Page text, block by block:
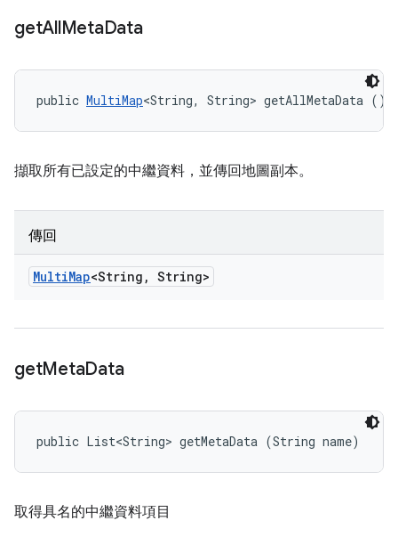
getAllMetaData
public MultiMap<String, String> getAllMetaData ()
擷取所有已設定的中繼資料，並傳回地圖副本。
傳回
MultiMap<String , String>
getMetaData
public List<String> getMetaData (String name)
取得具名的中繼資料項目